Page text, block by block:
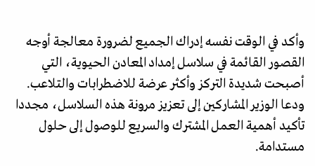
وأكد في الوقت نفسه إدراك الجميع لضرورة معالجة أوجه
القصور القائمة في سلاسل إمداد المعادن الحيوية، التي
أصبحت شديدة التركز وأكثر عرضة للاضطرابات والتلاعب.
ودعا الوزير المشاركين إلى تعزيز مرونة هذه السلاسل، مجددا
تأكيد أهمية العمل المشترك والسريع للوصول إلى حلول
مستدامة.